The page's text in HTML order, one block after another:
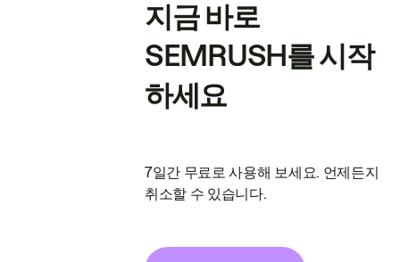
지금 바로
SEMRUSH를 시작
하세요
7일간 무료로 사용해 보세요. 언제든지
취소할 수 있습니다.